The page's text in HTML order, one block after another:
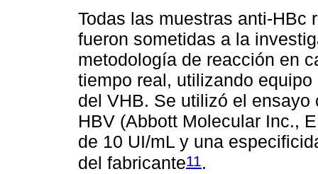
Todas las muestras anti-HBc
fueron sometidas a la
metodología de reacción en
tiempo real, utilizando
del VHB. Se utilizó el
HBV (Abbott Molecular Inc.,
de 10 UI/mL y una
del fabricante11 .